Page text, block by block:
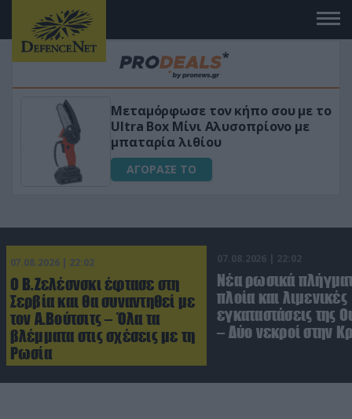
Μεταμόρφωσε τον κήπο σου με το
Ultra Box Μίνι Αλυσοπρίονο με
μπαταρία λιθίου
ΑΓΟΡΑΣΕ ΤΟ
07.08.2026 | 22:02
Ο Β.Ζελέσνσκι έφτασε στη
Σερβία και θα συναντηθεί με
τον Α.Βούτσιτς – Όλα τα
βλέμματα στις σχέσεις με τη
Ρωσία
07.08.2026 | 22:02
Νέα ρωσικά
πλοία και λιμενικές
εγκαταστάσεις της
– Δύο νεκροί στην